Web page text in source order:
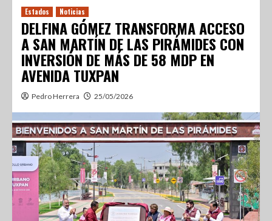
Estados Noticias
DELFINA GÓMEZ TRANSFORMA ACCESO
A SAN MARTÍN DE LAS PIRÁMIDES CON
INVERSIÓN DE MÁS DE 58 MDP EN
AVENIDA TUXPAN
Pedro Herrera 25/05/2026